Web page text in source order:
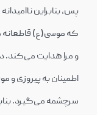
پس، بنابراین
که موسی(ع)
و مرا هدایت می‌کند.
اطمینان به پیروزی و
سرچشمه می‌گیرد.